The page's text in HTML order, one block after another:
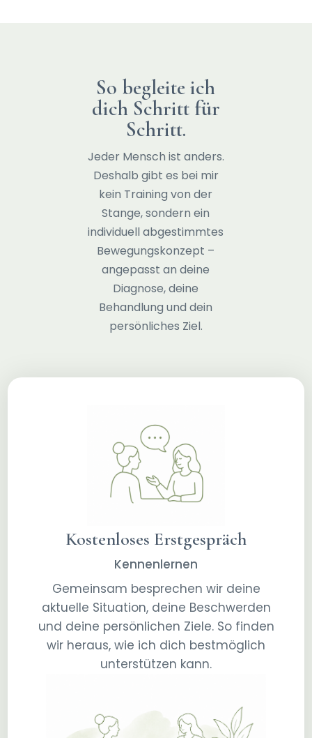
So begleite ich
dich Schritt für
Schritt.
Jeder Mensch ist anders.
Deshalb gibt es bei mir
kein Training von der
Stange, sondern ein
individuell abgestimmtes
Bewegungskonzept –
angepasst an deine
Diagnose, deine
Behandlung und dein
persönliches Ziel.
Kostenloses Erstgespräch
Kennenlernen
Gemeinsam besprechen wir deine
aktuelle Situation, deine Beschwerden
und deine persönlichen Ziele. So finden
wir heraus, wie ich dich bestmöglich
unterstützen kann.